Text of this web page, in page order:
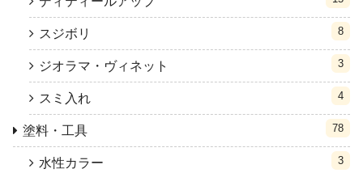
スジボリ 8
ジオラマ・ヴィネット 3
スミ入れ 4
塗料・工具 78
水性カラー 3